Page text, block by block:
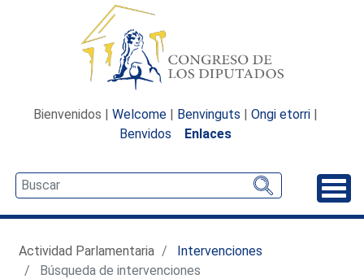
Bienvenidos | Welcome | Benvinguts | Ongi etorri |
Benvidos
Enlaces
Actividad Parlamentaria
Intervenciones
Búsqueda de intervenciones